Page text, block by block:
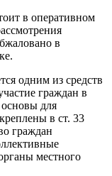
в оперативном
в
одним из средств
граждан в
для
в ст. 33
граждан
местного